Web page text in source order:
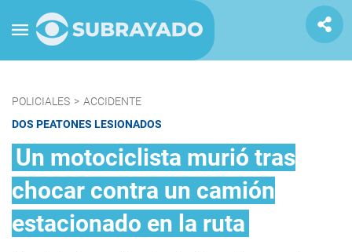
POLICIALES > ACCIDENTE
DOS PEATONES LESIONADOS
Un motociclista murió tras
chocar contra un camión
estacionado en la ruta